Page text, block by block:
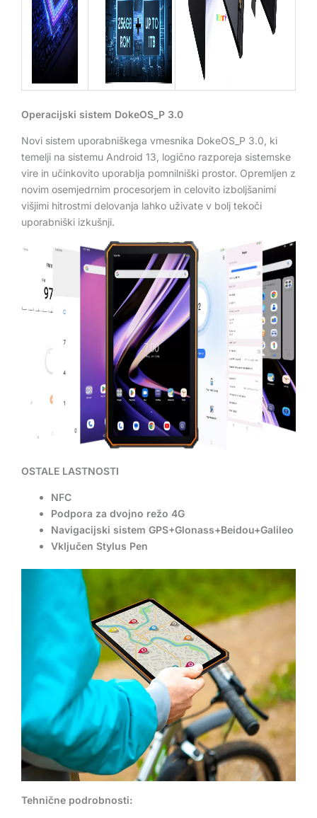
Operacijski sistem DokeOS_P 3.0
Novi sistem uporabniškega vmesnika DokeOS_P 3.0, ki
temelji na sistemu Android 13, logično razporeja sistemske
vire in učinkovito uporablja pomnilniški prostor. Opremljen z
novim osemjedrnim procesorjem in celovito izboljšanimi
višjimi hitrostmi delovanja lahko uživate v bolj tekoči
uporabniški izkušnji.
OSTALE LASTNOSTI
NFC
Podpora za dvojno režo 4G
Navigacijski sistem GPS+Glonass+Beidou+Galileo
Vključen Stylus Pen
Tehnične podrobnosti: